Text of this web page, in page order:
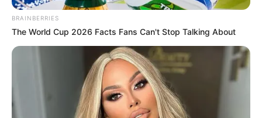
BRAINBERRIES
The World Cup 2026 Facts Fans Can't Stop Talking About